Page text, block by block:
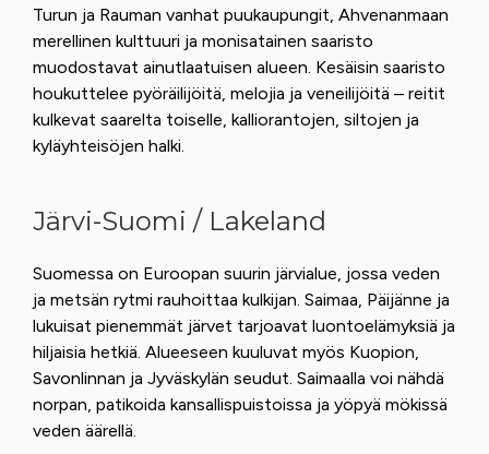
Turun ja Rauman vanhat puukaupungit, Ahvenanmaan
merellinen kulttuuri ja monisatainen saaristo
muodostavat ainutlaatuisen alueen. Kesäisin saaristo
houkuttelee pyöräilijöitä, melojia ja veneilijöitä – reitit
kulkevat saarelta toiselle, kalliorantojen, siltojen ja
kyläyhteisöjen halki.
Järvi-Suomi / Lakeland
Suomessa on Euroopan suurin järvialue, jossa veden
ja metsän rytmi rauhoittaa kulkijan. Saimaa, Päijänne ja
lukuisat pienemmät järvet tarjoavat luontoelämyksiä ja
hiljaisia hetkiä. Alueeseen kuuluvat myös Kuopion,
Savonlinnan ja Jyväskylän seudut. Saimaalla voi nähdä
norpan, patikoida kansallispuistoissa ja yöpyä mökissä
veden äärellä.